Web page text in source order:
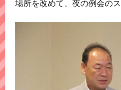
場所を改めて、夜の例会のス